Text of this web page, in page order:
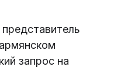
запрос на